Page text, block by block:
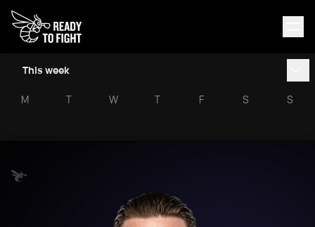
This week
M T W T F S S